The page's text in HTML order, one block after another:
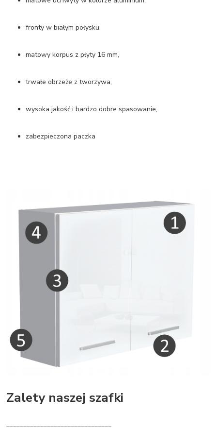
fronty w białym połysku,
matowy korpus z płyty 16 mm,
trwałe obrzeże z tworzywa,
wysoka jakość i bardzo dobre spasowanie,
zabezpieczona paczka
Zalety naszej szafki
_______________________________